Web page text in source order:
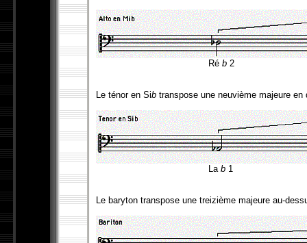
Ré b2
Le ténor en Sibtranspose une neuvième majeure en
La b1
Le baryton transpose une treizième majeure au-